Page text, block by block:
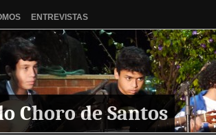
ENTREVISTAS
Choro de Santos